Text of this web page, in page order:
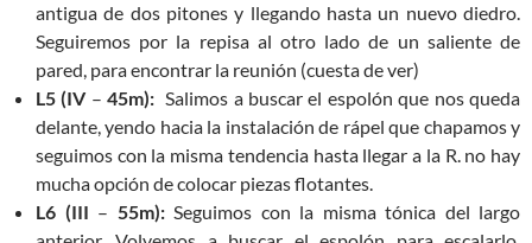
antigua de dos pitones y llegando hasta un nuevo diedro.
Seguiremos por la repisa al otro lado de un saliente de
pared, para encontrar la reunión (cuesta de ver)
L5 (IV –45m): Salimos a buscar el espolón que nos queda
delante, yendo hacia la instalación de rápel que chapamos y
seguimos con la misma tendencia hasta llegar a la R. no hay
mucha opción de colocar piezas flotantes.
L6 (III – 55m): Seguimos con la misma tónica del largo